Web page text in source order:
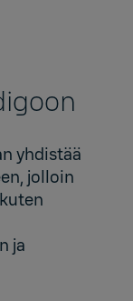
yhdistää
, jolloin
ja